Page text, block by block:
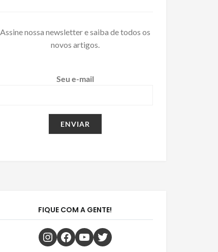
Assine nossa newsletter e saiba de todos os
novos artigos.
Seu e-mail
FIQUE COM A GENTE!
Instagram
Facebook
Youtube
Twitter